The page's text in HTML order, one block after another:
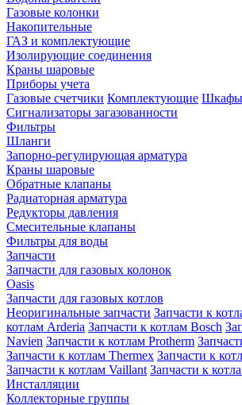
Газовые колонки
Накопительные
ГАЗ и комплектующие
Изолирующие соединения
Краны шаровые
Приборы учета
Газовые счетчики Комплектующие Шкафы
Сигнализаторы загазованности
Фильтры
Шланги
Запорно-регулирующая арматура
Краны шаровые
Обратные клапаны
Радиаторная арматура
Редукторы давления
Смесительные клапаны
Фильтры для воды
Запчасти
Запчасти для газовых колонок
Oasis
Запчасти для газовых котлов
Неоригинальные запчасти Запчасти к
котлам Arderia Запчасти к котлам Bosch
Navien Запчасти к котлам Protherm
Запчасти к котлам Thermex Запчасти к
Запчасти к котлам Vaillant Запчасти к
Инсталляции
Коллекторные группы